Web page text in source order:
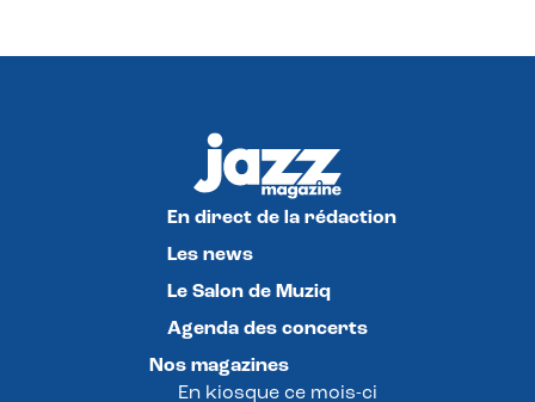
En direct de la rédaction
Les news
Le Salon de Muziq
Agenda des concerts
Nos magazines
En kiosque ce mois-ci